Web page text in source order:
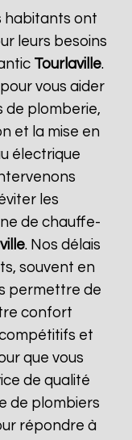
habitants ont
leurs besoins
Tourlaville.
vous aider
de plomberie,
et la mise en
électrique
les
de chauffe-
. Nos délais
souvent en
permettre de
confort
et
que vous
de qualité
de plombiers
répondre à